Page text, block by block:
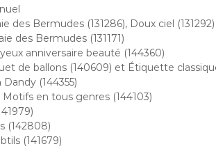
des Bermudes (131286), Doux ciel
des Bermudes (131171)
anniversaire beauté (144360)
de ballons (140609) et Étiquette
(144355)
en tous genres (144103)
(142808)
(141679)